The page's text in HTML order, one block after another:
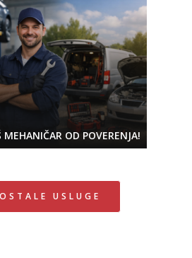
OD POVERENJA!
USLUGE